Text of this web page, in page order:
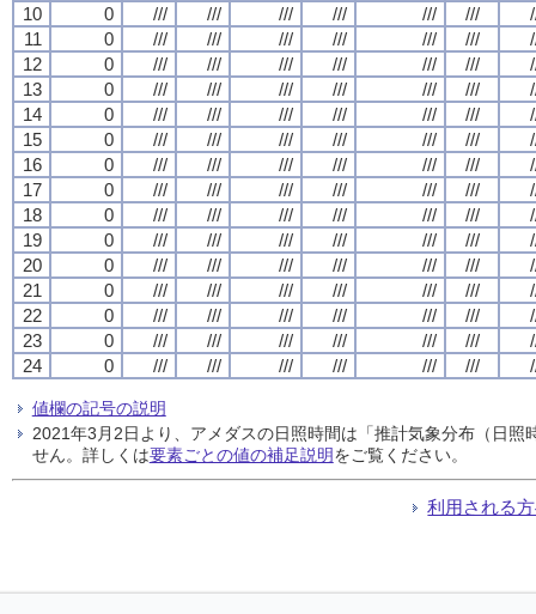
10
0 /// /// /// /// /// ///
11
0 /// /// /// /// /// ///
12
0 /// /// /// /// /// ///
13
0 /// /// /// /// /// ///
14
0 /// /// /// /// /// ///
15
0 /// /// /// /// /// ///
16
0 /// /// /// /// /// ///
17
0 /// /// /// /// /// ///
18
0 /// /// /// /// /// ///
19
0 /// /// /// /// /// ///
20
0 /// /// /// /// /// ///
21
0 /// /// /// /// /// ///
22
0 /// /// /// /// /// ///
23
0 /// /// /// /// /// ///
24
0 /// /// /// /// /// ///
値欄の記号の説明
2021年3月2日より、アメダスの日照時間は「推計気象分布（日
せん。詳しくは要素ごとの値の補足説明をご覧ください。
利用される